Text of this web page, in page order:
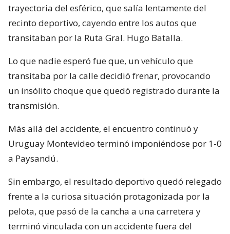
trayectoria del esférico, que salía lentamente del
recinto deportivo, cayendo entre los autos que
transitaban por la Ruta Gral. Hugo Batalla.
Lo que nadie esperó fue que, un vehículo que
transitaba por la calle decidió frenar, provocando
un insólito choque que quedó registrado durante la
transmisión.
Más allá del accidente, el encuentro continuó y
Uruguay Montevideo terminó imponiéndose por 1-0
a Paysandú.
Sin embargo, el resultado deportivo quedó relegado
frente a la curiosa situación protagonizada por la
pelota, que pasó de la cancha a una carretera y
terminó vinculada con un accidente fuera del